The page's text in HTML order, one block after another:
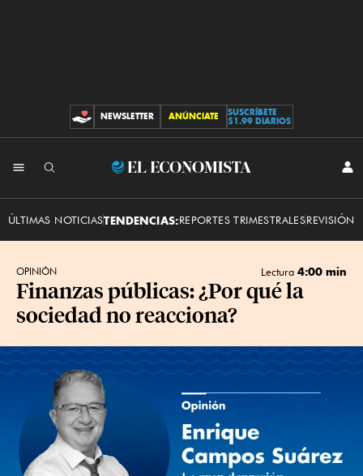
CONTRIBUCIONES
NEWSLETTER ANÚNCIATE
SUSCRÍBETE
$1.99 DIARIOS
El
ÚLTIMAS NOTICIASTENDENCIAS:REPORTES TRIMESTRALESREVISIÓN
OPINIÓN Lectura 4:00 min
Finanzas públicas: ¿Por qué la
sociedad no reacciona?